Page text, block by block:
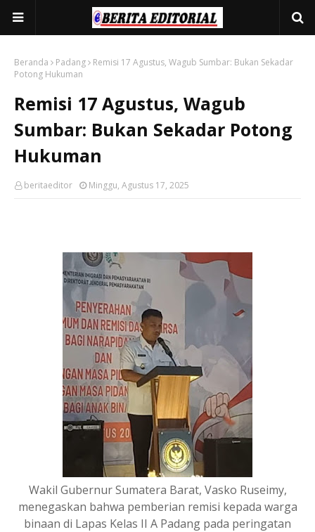
Beranda Padang
Remisi 17 Agustus, Wagub Sumbar: Bukan Sekadar
Potong Hukuman
Remisi 17 Agustus, Wagub
Sumbar: Bukan Sekadar Potong
Hukuman
beritaeditor Minggu, Agustus 17, 2025
Wakil Gubernur Sumatera Barat, Vasko Ruseimy,
menegaskan bahwa pemberian remisi kepada warga
binaan di Lapas Kelas II A Padang pada peringatan